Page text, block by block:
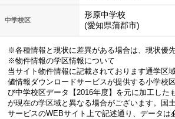
中学校区
形原中学校
(愛知県蒲郡市)
※各種情報と現状に差異がある場合は、現状優先
※物件情報の学区情報について
当サイト物件情報に記載されております通学区
値情報ダウンロードサービスが提供する小学校
び中学校区データ【2016年度】を元に加工した
が現在の学区域と異なる場合がございます。国
サービスのWEBサイト上で記述通り、データは